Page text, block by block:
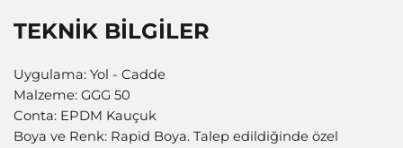
TEKNİK BİLGİLER
Uygulama: Yol - Cadde
Malzeme: GGG 50
Conta: EPDM Kauçuk
Boya ve Renk: Rapid Boya. Talep edildiğinde özel